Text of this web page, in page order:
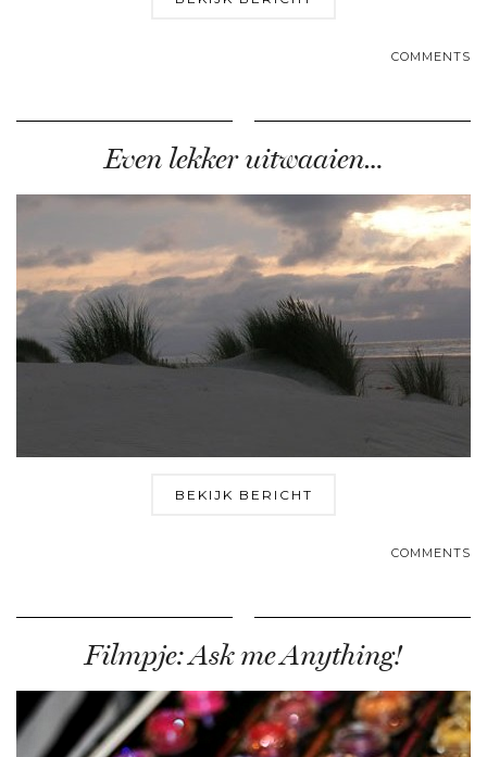
COMMENTS
Even lekker uitwaaien…
BEKIJK BERICHT
COMMENTS
Filmpje: Ask me Anything!